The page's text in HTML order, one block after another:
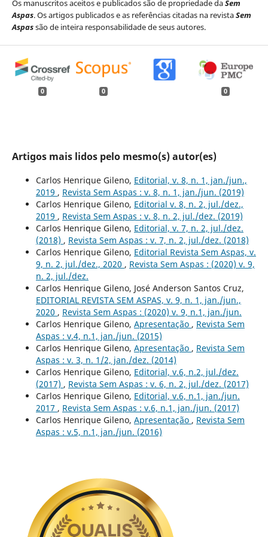
Os manuscritos aceitos e publicados são de propriedade daSem
Aspas. Os artigos publicados e as referências citadas na revistaSem
Aspassão de inteira responsabilidade de seus autores.
0 0 0
Artigos mais lidos pelo mesmo(s) autor(es)
Carlos Henrique Gileno, Editorial, v. 8, n. 1, jan./jun.,
2019 , Revista Sem Aspas : v. 8, n. 1, jan./jun. (2019)
Carlos Henrique Gileno, Editorial v. 8, n. 2, jul./dez.,
2019 , Revista Sem Aspas : v. 8, n. 2, jul./dez. (2019)
Carlos Henrique Gileno, Editorial, v. 7, n. 2, jul./dez.
(2018) , Revista Sem Aspas : v. 7, n. 2, jul./dez. (2018)
Carlos Henrique Gileno, Editorial Revista Sem Aspas, v.
9, n. 2, jul./dez., 2020 , Revista Sem Aspas : (2020) v. 9,
n. 2, jul./dez.
Carlos Henrique Gileno, José Anderson Santos Cruz,
EDITORIAL REVISTA SEM ASPAS, v. 9, n. 1, jan./jun.,
2020 , Revista Sem Aspas : (2020) v. 9, n.1, jan./jun.
Carlos Henrique Gileno, Apresentação , Revista Sem
Aspas : v.4, n.1, jan./jun. (2015)
Carlos Henrique Gileno, Apresentação , Revista Sem
Aspas : v. 3, n. 1/2, jan./dez. (2014)
Carlos Henrique Gileno, Editorial, v.6, n.2, jul./dez.
(2017) , Revista Sem Aspas : v. 6, n. 2, jul./dez. (2017)
Carlos Henrique Gileno, Editorial, v.6, n.1, jan./jun.
2017 , Revista Sem Aspas : v.6, n.1, jan./jun. (2017)
Carlos Henrique Gileno, Apresentação , Revista Sem
Aspas : v.5, n.1, jan./jun. (2016)